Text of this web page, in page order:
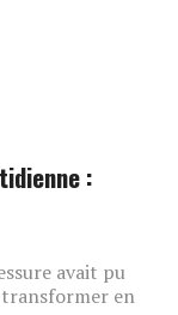
:
avait pu
transformer en